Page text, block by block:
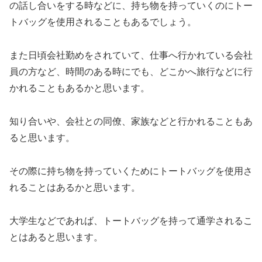
の話し合いをする時などに、持ち物を持っていくのにトー
トバッグを使用されることもあるでしょう。
また日頃会社勤めをされていて、仕事へ行かれている会社
員の方など、時間のある時にでも、どこかへ旅行などに行
かれることもあるかと思います。
知り合いや、会社との同僚、家族などと行かれることもあ
ると思います。
その際に持ち物を持っていくためにトートバッグを使用さ
れることはあるかと思います。
大学生などであれば、トートバッグを持って通学されるこ
とはあると思います。